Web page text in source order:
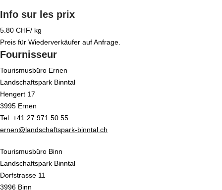
Info sur les prix
5.80 CHF/ kg
Preis für Wiederverkäufer auf Anfrage.
Fournisseur
Tourismusbüro Ernen
Landschaftspark Binntal
Hengert 17
3995 Ernen
Tel. +41 27 971 50 55
ernen@landschaftspark-binntal.ch
Tourismusbüro Binn
Landschaftspark Binntal
Dorfstrasse 11
3996 Binn